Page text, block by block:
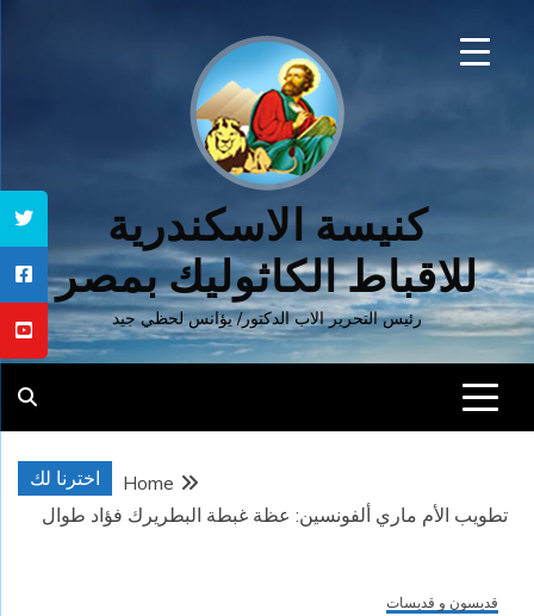
كنيسة الاسكندرية
للاقباط الكاثوليك بمصر
رئيس التحرير الاب الدكتور/ يؤانس لحظي جيد
اخترنا لك
Home
تطويب الأم ماري ألفونسين: عظة غبطة البطريرك فؤاد طوال
قديسون و قديسات